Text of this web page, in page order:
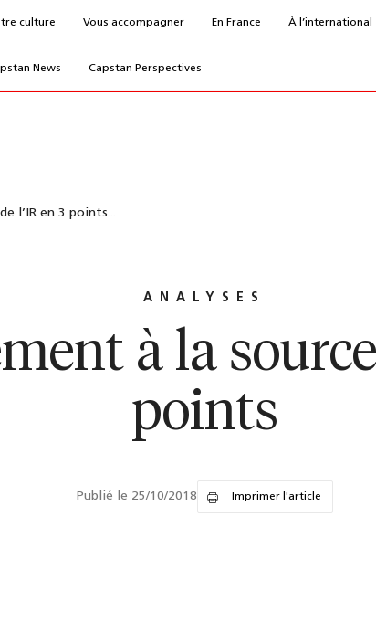
culture Vous accompagner En France À l’international
News Capstan Perspectives
l’IR en 3 points...
ANALYSES
à la
points
Publié le 25/10/2018 Imprimer l'article